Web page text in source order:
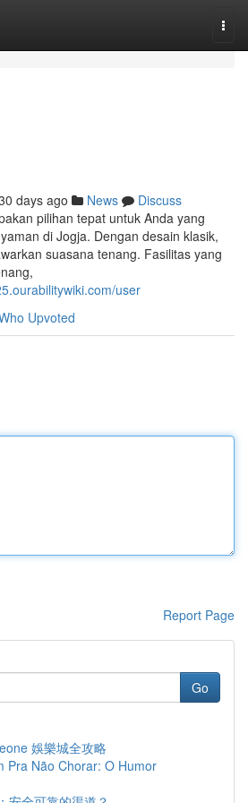
days ago News
Discuss
pilihan tepat untuk Anda yang
di Jogja. Dengan desain klasik,
suasana tenang. Fasilitas yang
user
Upvoted
Report Page
Go
娛樂城全攻略
Pra Não Chorar: O Humor